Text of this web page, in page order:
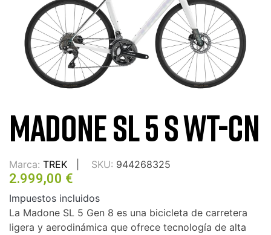
MADONE SL 5 S WT-CN
Marca: TREK SKU: 944268325
2.999,00 €
Impuestos incluidos
La Madone SL 5 Gen 8 es una bicicleta de carretera
ligera y aerodinámica que ofrece tecnología de alta